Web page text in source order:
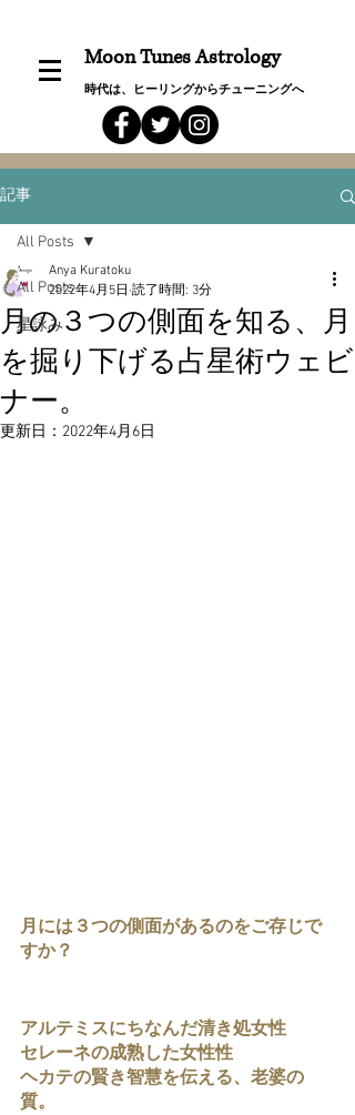
Moon Tunes Astrology
時代は、ヒーリングからチューニングへ
記事
All Posts
星詠み
All Posts
月の３つの側面を知る、月
を掘り下げる占星術ウェビ
ナー。
Anya Kuratoku
2022年4月5日 読了時間: 3分
更新日： 2022年4月6日
月には３つの側面があるのをご存じで
すか？
アルテミスにちなんだ清き処女性
セレーネの成熟した女性性
ヘカテの賢き智慧を伝える、老婆の
質。